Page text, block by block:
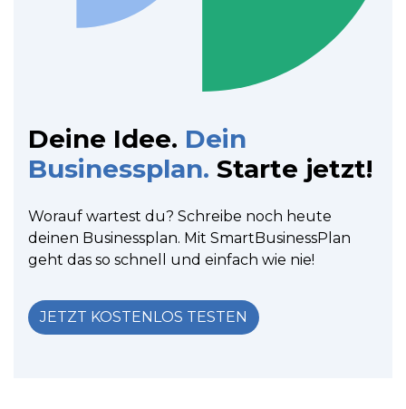
Deine Idee. Dein
Businessplan. Starte jetzt!
Worauf wartest du? Schreibe noch heute
deinen Businessplan. Mit SmartBusinessPlan
geht das so schnell und einfach wie nie!
JETZT KOSTENLOS TESTEN